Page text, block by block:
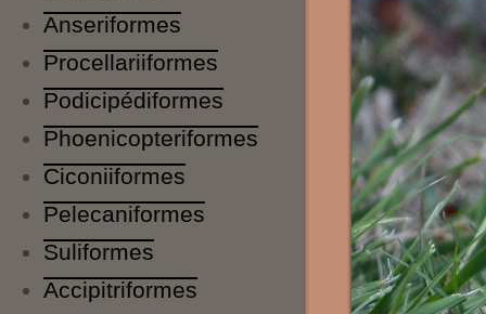
Anseriformes
Procellariiformes
Podicipédiformes
Phoenicopteriformes
Ciconiiformes
Pelecaniformes
Suliformes
Accipitriformes